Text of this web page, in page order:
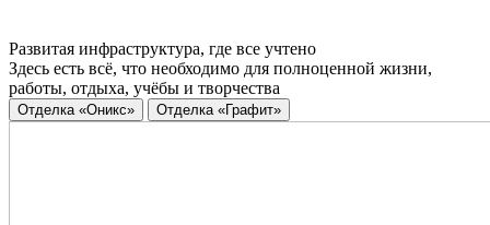
Развитая инфраструктура, где все учтено
Здесь есть всё, что необходимо для полноценной жизни,
работы, отдыха, учёбы и творчества
Отделка «Оникс» Отделка «Графит»